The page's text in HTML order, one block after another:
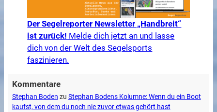
Der Segelreporter Newsletter „Handbreit“
ist zurück! Melde dich jetzt an und lasse
dich von der Welt des Segelsports
faszinieren.
Kommentare
Stephan Boden zu Stephan Bodens Kolumne: Wenn du ein Boot
kaufst, von dem du noch nie zuvor etwas gehört hast